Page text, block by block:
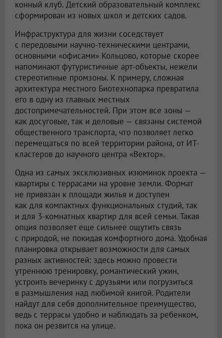
конный клуб. Детский образовательный комплекс
сформирован из новых школ и детских садов.
Инфраструктура для жизни соседствует
с передовыми научно-техническими центрами,
основными «офисами» Кольцово, которые скорее
напоминают футуристичные арт-объекты, нежели
стереотипные промзоны. К примеру, сложная
архитектура местного Биотехнопарка превратила
его в одну из главных местных
достопримечательностей. При этом все зоны —
как досуговые, так и деловые — связаны системой
общественного транспорта, что позволяет легко
перемещаться по всей территории района, от ИТ-
кластеров до научного центра «Вектор».
Одна из самых эксклюзивных изюминок проекта —
квартиры с террасами на уровне земли. Формат
не привязан к площади жилья и доступен
как для компактных функциональных студий, так
и для 3-комнатных квартир для всей семьи. Такая
опция позволяет еще сильнее ощутить связь
с природой, не покидая комфортного дома. Удобная
планировка открывает возможности для самых
разных активностей: здесь можно провести
утреннюю тренировку, романтический ужин,
устроить вечеринку с друзьями или погрузиться
в размышления над любимой книгой. Родители
найдут для себя дополнительное преимущество,
ведь с террасы удобно и наблюдать за ребенком,
пока он резвится на улице.